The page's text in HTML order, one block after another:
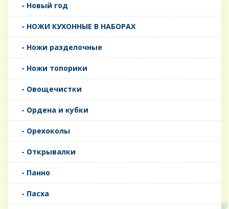
- Новый год
- НОЖИ КУХОННЫЕ В НАБОРАХ
- Ножи разделочные
- Ножи топорики
- Овощечистки
- Ордена и кубки
- Орехоколы
- Открывалки
- Панно
- Пасха